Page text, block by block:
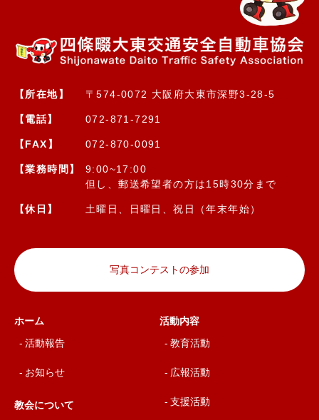
【所在地】 〒574-0072 大阪府大東市深野3-28-5
【電話】 072-871-7291
【FAX】 072-870-0091
【業務時間】
9:00~17:00
但し、郵送希望者の方は15時30分まで
【休日】 土曜日、日曜日、祝日（年末年始）
写真コンテストの参加
ホーム
活動報告
お知らせ
教会について
活動内容
教育活動
広報活動
支援活動